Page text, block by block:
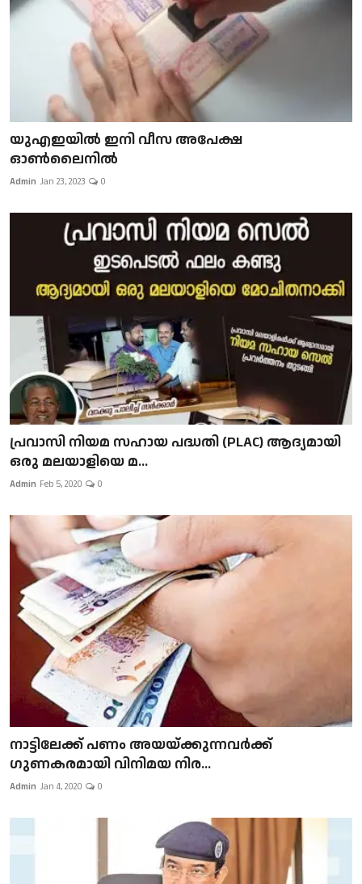
യുഎഇയിൽ ഇനി വീസ അപേക്ഷ
ഓൺലൈനിൽ
Admin Jan 23, 2023 0
പ്രവാസി നിയമ സഹായ പദ്ധതി (PLAC) ആദ്യമായി
ഒരു മലയാളിയെ മ...
Admin Feb 5, 2020 0
നാട്ടിലേക്ക് പണം അയയ്ക്കുന്നവർക്ക്
ഗുണകരമായി വിനിമയ നിര...
Admin Jan 4, 2020 0